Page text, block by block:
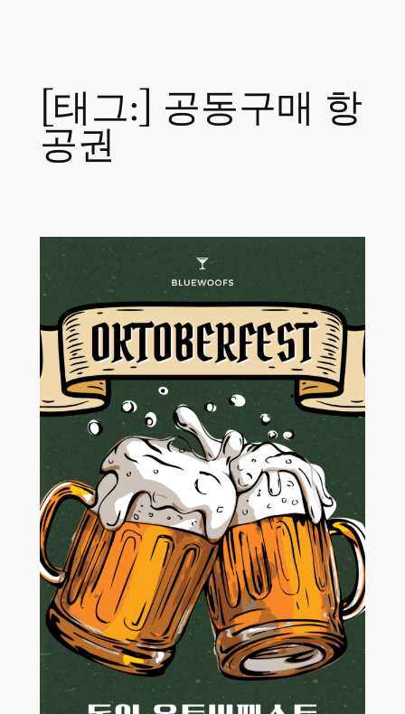
[태그:] 공동구매 항
공권